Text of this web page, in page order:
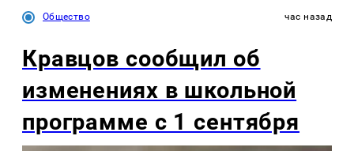
Общество час назад
Кравцов сообщил об
изменениях в школьной
программе с 1 сентября